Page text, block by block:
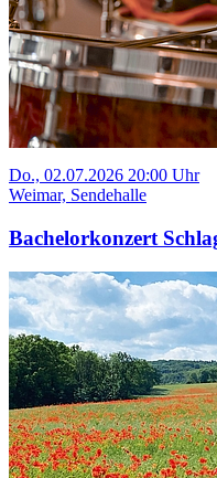
Do., 02.07.2026 20:00 Uhr
Weimar, Sendehalle
Bachelorkonzert